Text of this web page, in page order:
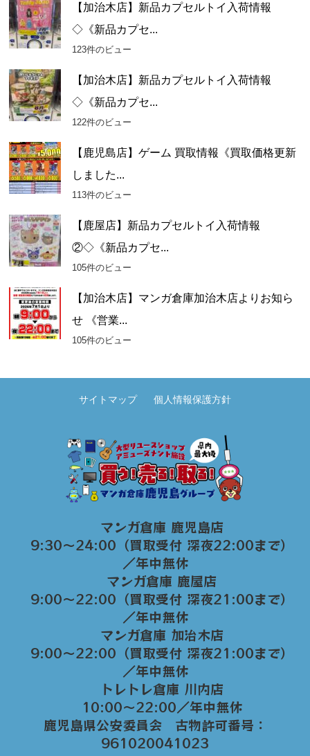
【加治木店】新品カプセルトイ入荷情報
◇《新品カプセ...
123件のビュー
【加治木店】新品カプセルトイ入荷情報
◇《新品カプセ...
122件のビュー
【鹿児島店】ゲーム 買取情報《買取価格更新
しました...
113件のビュー
【鹿屋店】新品カプセルトイ入荷情報
②◇《新品カプセ...
105件のビュー
【加治木店】マンガ倉庫加治木店よりお知ら
せ 《営業...
105件のビュー
サイトマップ 個人情報保護方針
マンガ倉庫 鹿児島店
9:30～24:00（買取受付 深夜22:00まで）
／年中無休
マンガ倉庫 鹿屋店
9:00～22:00（買取受付 深夜21:00まで）
／年中無休
マンガ倉庫 加治木店
9:00〜22:00（買取受付 深夜21:00まで）
／年中無休
トレトレ倉庫 川内店
10:00〜22:00／年中無休
鹿児島県公安委員会 古物許可番号：
961020041023